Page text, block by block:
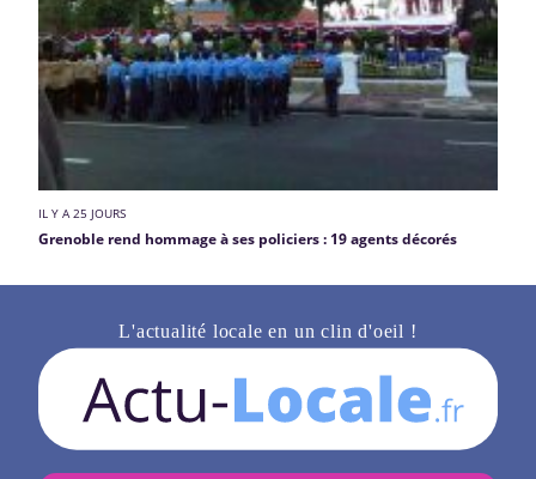
IL Y A 25 JOURS
Grenoble rend hommage à ses policiers : 19 agents décorés
L'actualité locale en un clin d'oeil !